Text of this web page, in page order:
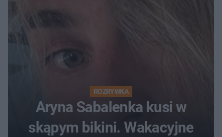
ROZRYWKA
Aryna Sabalenka kusi w
skąpym bikini. Wakacyjne